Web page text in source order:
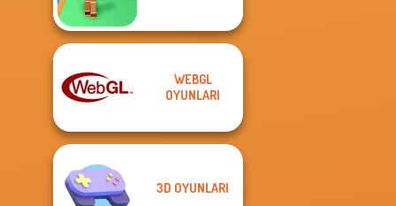
WEBGL
OYUNLARI
3D OYUNLARI